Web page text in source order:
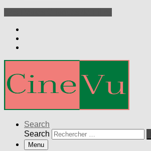
Search
Search
Menu